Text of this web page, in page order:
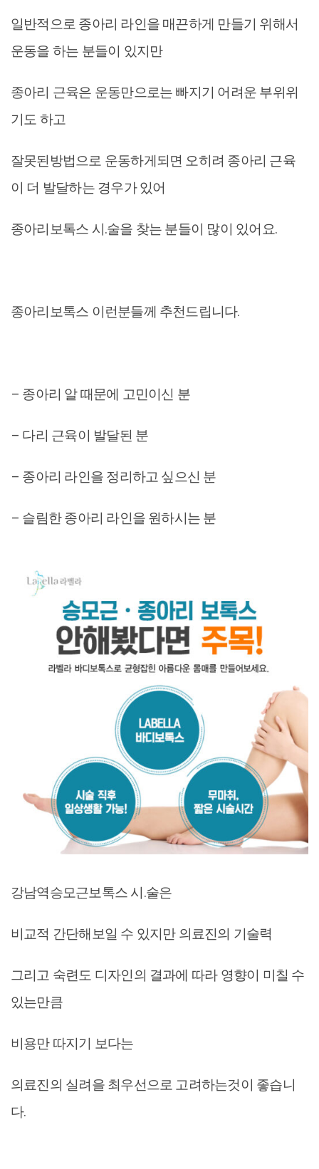
일반적으로 종아리 라인을 매끈하게 만들기 위해서
운동을 하는 분들이 있지만
종아리 근육은 운동만으로는 빠지기 어려운 부위위
기도 하고
잘못된방법으로 운동하게되면 오히려 종아리 근육
이 더 발달하는 경우가 있어
종아리보톡스 시.술을 찾는 분들이 많이 있어요.
종아리보톡스 이런분들께 추천드립니다.
– 종아리 알 때문에 고민이신 분
– 다리 근육이 발달된 분
– 종아리 라인을 정리하고 싶으신 분
– 슬림한 종아리 라인을 원하시는 분
강남역승모근보톡스 시.술은
비교적 간단해보일 수 있지만 의료진의 기술력
그리고 숙련도 디자인의 결과에 따라 영향이 미칠 수
있는만큼
비용만 따지기 보다는
의료진의 실려을 최우선으로 고려하는것이 좋습니
다.